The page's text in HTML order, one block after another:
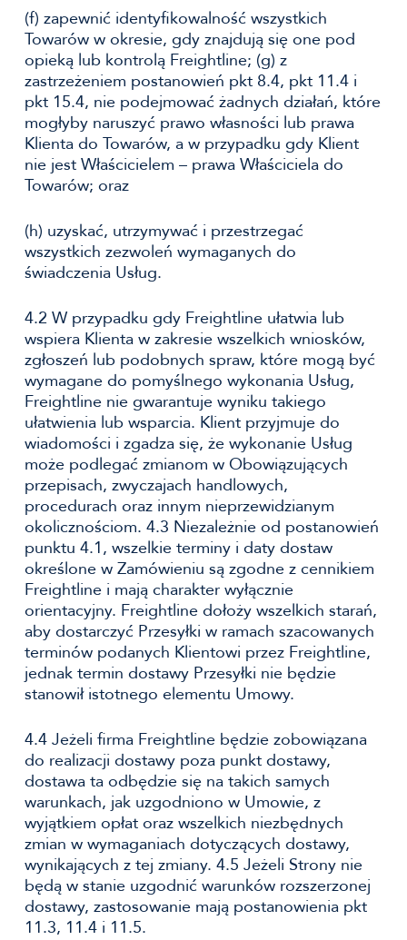
(f) zapewnić identyfikowalność wszystkich
Towarów w okresie, gdy znajdują się one pod
opieką lub kontrolą Freightline; (g) z
zastrzeżeniem postanowień pkt 8.4, pkt 11.4 i
pkt 15.4, nie podejmować żadnych działań, które
mogłyby naruszyć prawo własności lub prawa
Klienta do Towarów, a w przypadku gdy Klient
nie jest Właścicielem – prawa Właściciela do
Towarów; oraz
(h) uzyskać, utrzymywać i przestrzegać
wszystkich zezwoleń wymaganych do
świadczenia Usług.
4.2 W przypadku gdy Freightline ułatwia lub
wspiera Klienta w zakresie wszelkich wniosków,
zgłoszeń lub podobnych spraw, które mogą być
wymagane do pomyślnego wykonania Usług,
Freightline nie gwarantuje wyniku takiego
ułatwienia lub wsparcia. Klient przyjmuje do
wiadomości i zgadza się, że wykonanie Usług
może podlegać zmianom w Obowiązujących
przepisach, zwyczajach handlowych,
procedurach oraz innym nieprzewidzianym
okolicznościom. 4.3 Niezależnie od postanowień
punktu 4.1, wszelkie terminy i daty dostaw
określone w Zamówieniu są zgodne z cennikiem
Freightline i mają charakter wyłącznie
orientacyjny. Freightline dołoży wszelkich starań,
aby dostarczyć Przesyłki w ramach szacowanych
terminów podanych Klientowi przez Freightline,
jednak termin dostawy Przesyłki nie będzie
stanowił istotnego elementu Umowy.
4.4 Jeżeli firma Freightline będzie zobowiązana
do realizacji dostawy poza punkt dostawy,
dostawa ta odbędzie się na takich samych
warunkach, jak uzgodniono w Umowie, z
wyjątkiem opłat oraz wszelkich niezbędnych
zmian w wymaganiach dotyczących dostawy,
wynikających z tej zmiany. 4.5 Jeżeli Strony nie
będą w stanie uzgodnić warunków rozszerzonej
dostawy, zastosowanie mają postanowienia pkt
11.3, 11.4 i 11.5.